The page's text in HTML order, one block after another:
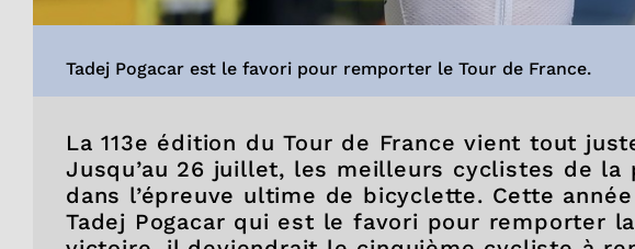
Tadej Pogacar est le favori pour remporter le Tour de France.
La 113e édition du Tour de France vient tout
Jusqu’au 26 juillet, les meilleurs cyclistes de la
dans l’épreuve ultime de bicyclette. Cette
Tadej Pogacar qui est le favori pour remporter